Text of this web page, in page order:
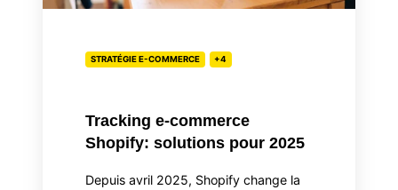
2025
STRATÉGIE E-COMMERCE +4
Tracking e-commerce
Shopify: solutions pour 2025
Depuis avril 2025, Shopify change la